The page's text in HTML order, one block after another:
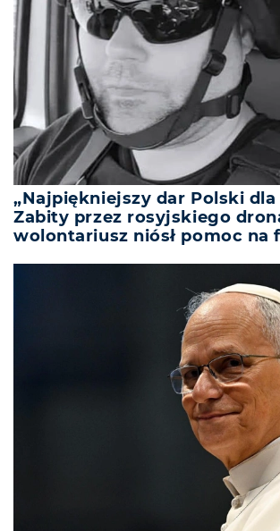
„Najpiękniejszy dar Polski dla
Zabity przez rosyjskiego
wolontariusz niósł pomoc na